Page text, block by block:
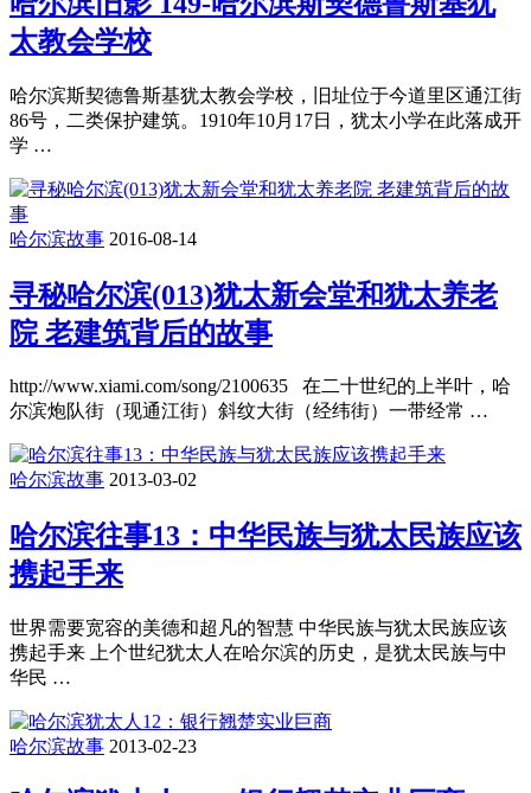
太教会学校
哈尔滨斯契德鲁斯基犹太教会学校，旧址位于今道里区通江街
86号，二类保护建筑。1910年10月17日，犹太小学在此落成开
学 …
哈尔滨故事 2016-08-14
寻秘哈尔滨(013)犹太新会堂和犹太养老
院 老建筑背后的故事
http://www.xiami.com/song/2100635 在二十世纪的上半叶，哈
尔滨炮队街（现通江街）斜纹大街（经纬街）一带经常 …
哈尔滨故事 2013-03-02
哈尔滨往事13：中华民族与犹太民族应该
携起手来
世界需要宽容的美德和超凡的智慧 中华民族与犹太民族应该
携起手来 上个世纪犹太人在哈尔滨的历史，是犹太民族与中
华民 …
哈尔滨故事 2013-02-23